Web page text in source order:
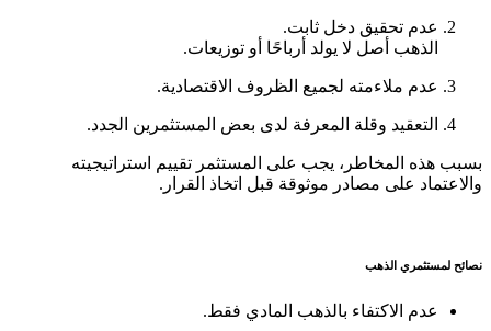
عدم تحقيق دخل ثابت.
الذهب أصل لا يولد أرباحًا أو توزيعات.
عدم ملاءمته لجميع الظروف الاقتصادية.
التعقيد وقلة المعرفة لدى بعض المستثمرين الجدد.
بسبب هذه المخاطر، يجب على المستثمر تقييم استراتيجيته
والاعتماد على مصادر موثوقة قبل اتخاذ القرار.
نصائح لمستثمري الذهب
عدم الاكتفاء بالذهب المادي فقط.